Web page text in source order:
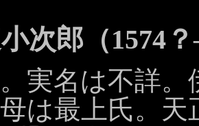
次郎（1574
実名は不詳
は最上氏。